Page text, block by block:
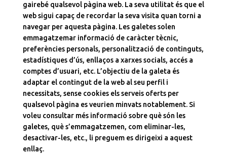
gairebé qualsevol pàgina web. La seva utilitat és que el
web sigui capaç de recordar la seva visita quan torni a
navegar per aquesta pàgina. Les galetes solen
emmagatzemar informació de caràcter tècnic,
preferències personals, personalització de continguts,
estadístiques d’ús, enllaços a xarxes socials, accés a
comptes d’usuari, etc. L’objectiu de la galeta és
adaptar el contingut de la web al seu perfil i
necessitats, sense cookies els serveis oferts per
qualsevol pàgina es veurien minvats notablement. Si
voleu consultar més informació sobre què són les
galetes, què s’emmagatzemen, com eliminar-les,
desactivar-les, etc., li preguem es dirigeixi a aquest
enllaç.